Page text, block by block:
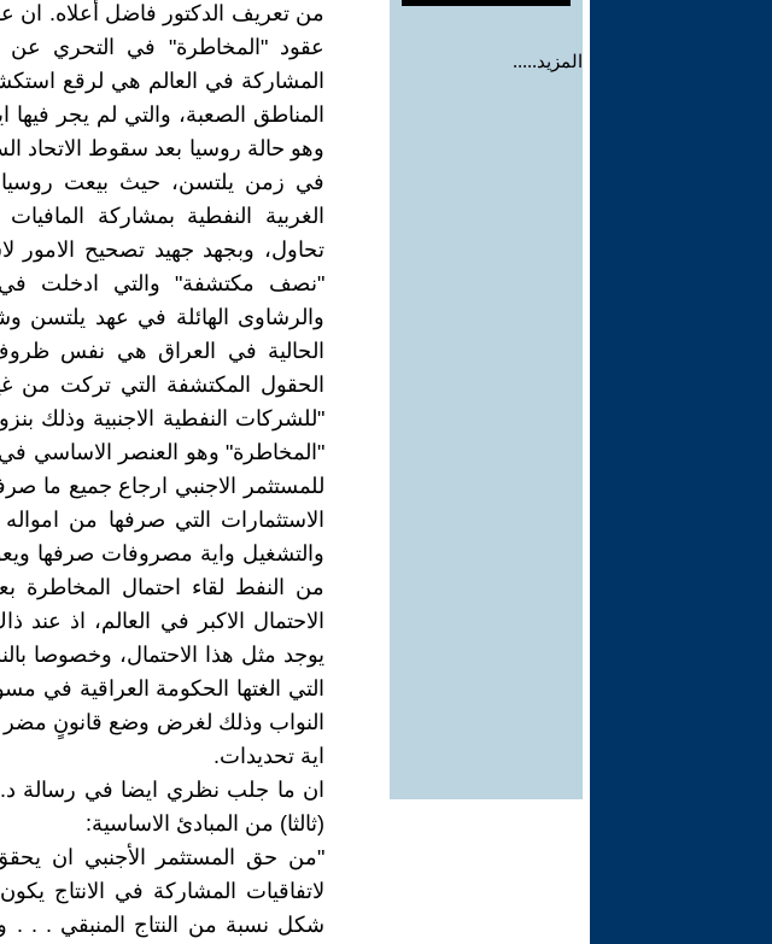
المزيد.....
من تعريف الدكتور فاضل أعلاه. ان
عقود "المخاطرة" في التحري عن
المشاركة في العالم هي لرقع
المناطق الصعبة، والتي لم يجر
وهو حالة روسيا بعد سقوط الاتحاد
في زمن يلتسن، حيث بيعت روسيا
الغربية النفطية بمشاركة
تحاول، وبجهد جهيد تصحيح
"نصف مكتشفة" والتي ادخلت في
والرشاوى الهائلة في عهد يلتسن
الحالية في العراق هي نفس
"للشركات النفطية الاجنبية وذلك
"المخاطرة" وهو العنصر الاساسي في
للمستثمر الاجنبي ارجاع جميع ما
الاستثمارات التي صرفها من
والتشغيل واية مصروفات صرفها
من النفط لقاء احتمال
الاحتمال الاكبر في العالم، اذ
النواب وذلك لغرض وضع قانونٍ مضر
اية تحديدات.
ان ما جلب نظري ايضا في رسالة
(ثالثا) من المبادئ الاساسية:
"من حق المستثمر الأجنبي ان
لاتفاقيات المشاركة في الانتاج
شكل نسبة من النتاج المنبقي . . .